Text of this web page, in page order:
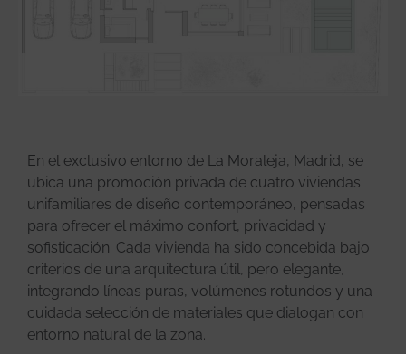
En el exclusivo entorno de La Moraleja, Madrid, se
ubica una promoción privada de cuatro viviendas
unifamiliares de diseño contemporáneo, pensadas
para ofrecer el máximo confort, privacidad y
sofisticación. Cada vivienda ha sido concebida bajo
criterios de una arquitectura útil, pero elegante,
integrando líneas puras, volúmenes rotundos y una
cuidada selección de materiales que dialogan con
entorno natural de la zona.